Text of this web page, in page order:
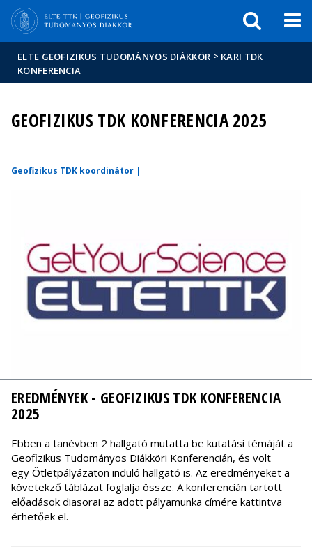
Események
ELTE a
sajtóban
ELTE GEOFIZIKUS TUDOMÁNYOS DIÁKKÖR > KARI TDK
KONFERENCIA
GEOFIZIKUS TDK KONFERENCIA 2025
Geofizikus TDK koordinátor |
EREDMÉNYEK - GEOFIZIKUS TDK KONFERENCIA
2025
Ebben a tanévben 2 hallgató mutatta be kutatási témáját a
Geofizikus Tudományos Diákköri Konferencián, és volt
egy Ötletpályázaton induló hallgató is. Az eredményeket a
követekző táblázat foglalja össze. A konferencián tartott
előadások diasorai az adott pályamunka címére kattintva
érhetőek el.